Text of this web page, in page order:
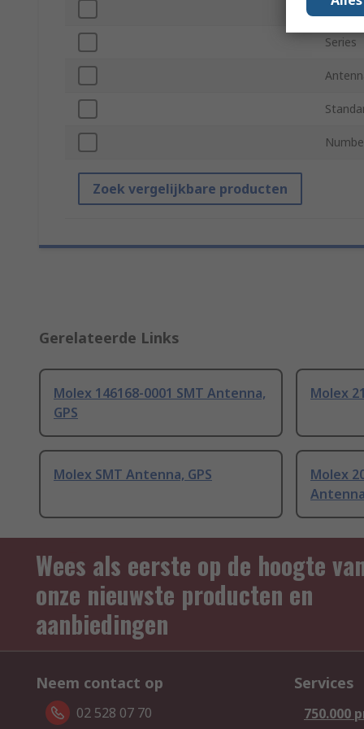
Series
Zoek vergelijkbare producten
Gerelateerde Links
Molex 146168-0001 SMT Antenna,
GPS
Molex
Molex SMT Antenna, GPS
Molex
Antenna
Wees als eerste op de hoogte
onze nieuwste producten en
aanbiedingen
Neem contact op
02 528 07 70
Services
750.000